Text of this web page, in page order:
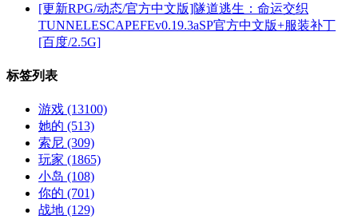
[更新RPG/动态/官方中文版]隧道逃生：命运交织
TUNNELESCAPEFEv0.19.3aSP官方中文版+服装补丁
[百度/2.5G]
标签列表
游戏 (13100)
她的 (513)
索尼 (309)
玩家 (1865)
小岛 (108)
你的 (701)
战地 (129)